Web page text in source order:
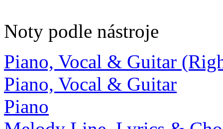
Noty podle nástroje
Piano, Vocal & Guitar
Piano, Vocal & Guitar
Piano